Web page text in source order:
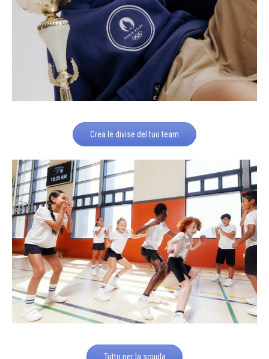
Crea le divise del tuo team
Tutto per la scuola